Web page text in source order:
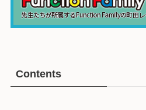
Contents